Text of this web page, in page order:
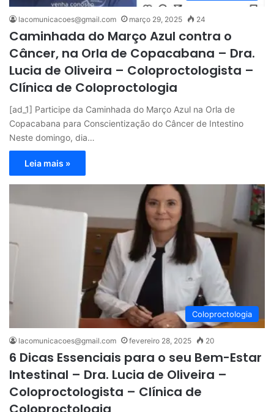
lacomunicacoes@gmail.com março 29, 2025 24
Caminhada do Março Azul contra o
Câncer, na Orla de Copacabana – Dra.
Lucia de Oliveira – Coloproctologista –
Clínica de Coloproctologia
[ad_1] Participe da Caminhada do Março Azul na Orla de
Copacabana para Conscientização do Câncer de Intestino
Neste domingo, dia…
Leia mais »
Coloproctologia
lacomunicacoes@gmail.com fevereiro 28, 2025 20
6 Dicas Essenciais para o seu Bem-Estar
Intestinal – Dra. Lucia de Oliveira –
Coloproctologista – Clínica de